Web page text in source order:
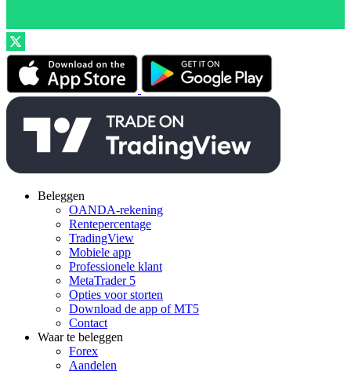
Beleggen
OANDA-rekening
Rentepercentage
TradingView
Mobiele app
Professionele klant
MetaTrader 5
Opties voor storten
Download de app of MT5
Contact
Waar te beleggen
Forex
Aandelen